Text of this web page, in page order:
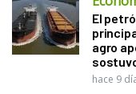
El
agro
hace 9